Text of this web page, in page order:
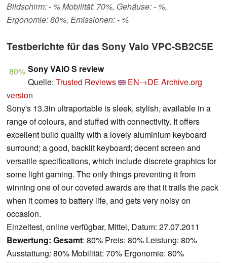
Bildschirm: - % Mobilität: 70%, Gehäuse: - %,
Ergonomie: 80%, Emissionen: - %
Testberichte für das Sony Vaio VPC-SB2C5E
80% Sony VAIO S review
Quelle: Trusted Reviews EN→DE Archive.org
version
Sony's 13.3in ultraportable is sleek, stylish, available in a
range of colours, and stuffed with connectivity. It offers
excellent build quality with a lovely aluminium keyboard
surround; a good, backlit keyboard; decent screen and
versatile specifications, which include discrete graphics for
some light gaming. The only things preventing it from
winning one of our coveted awards are that it trails the pack
when it comes to battery life, and gets very noisy on
occasion.
Einzeltest, online verfügbar, Mittel, Datum: 27.07.2011
Bewertung: Gesamt: 80% Preis: 80% Leistung: 80%
Ausstattung: 80% Mobilität: 70% Ergonomie: 80%